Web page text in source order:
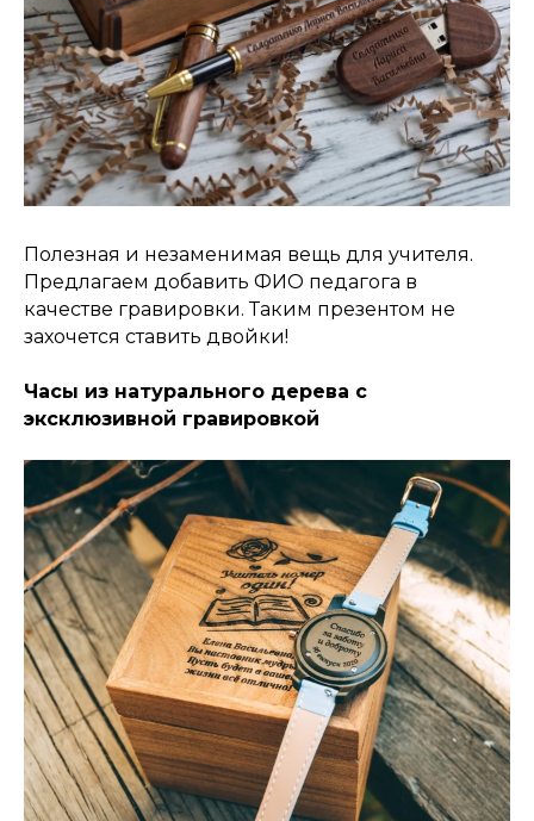
Полезная и незаменимая вещь для учителя.
Предлагаем добавить ФИО педагога в
качестве гравировки. Таким презентом не
захочется ставить двойки!
Часы из натурального дерева с
эксклюзивной гравировкой